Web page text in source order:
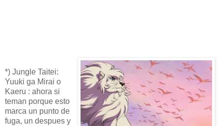
*) Jungle Taitei:
Yuuki ga Mirai o
Kaeru : ahora si
teman porque esto
marca un punto de
fuga, un despues y